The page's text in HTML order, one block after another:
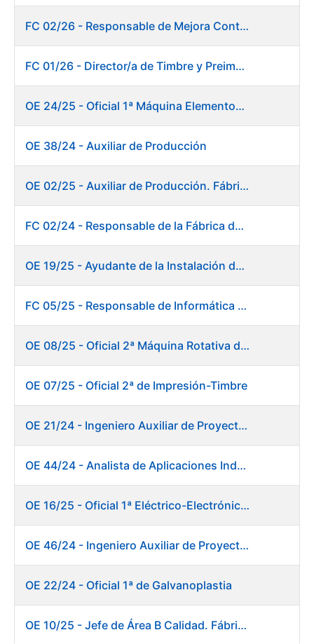
FC 02/26 - Responsable de Mejora Continua - Burgos
FC 01/26 - Director/a de Timbre y Preimpresión
OE 24/25 - Oficial 1ª Máquina Elementos de Seguridad
OE 38/24 - Auxiliar de Producción
OE 02/25 - Auxiliar de Producción. Fábrica de Papel
FC 02/24 - Responsable de la Fábrica de Papel (Burgos)
OE 19/25 - Ayudante de la Instalación de Preparación de Pastas. Fábrica de Papel
FC 05/25 - Responsable de Informática de Sistemas y Atención a Usuarios
OE 08/25 - Oficial 2ª Máquina Rotativa de Sellos
OE 07/25 - Oficial 2ª de Impresión-Timbre
OE 21/24 - Ingeniero Auxiliar de Proyectos
OE 44/24 - Analista de Aplicaciones Industriales
OE 16/25 - Oficial 1ª Eléctrico-Electrónico Fábrica Papel
OE 46/24 - Ingeniero Auxiliar de Proyectos. Ceres
OE 22/24 - Oficial 1ª de Galvanoplastia
OE 10/25 - Jefe de Área B Calidad. Fábrica Papel